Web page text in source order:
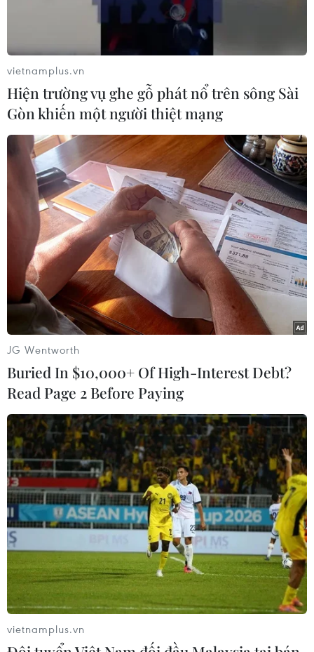
Người dân sắp xếp, vận chuyển hàng hóa dưới nắng nóng gay
gắt ở khu vực chợ Đông Ba, phường Phú Xuân, thành phố Huế.
(Ảnh: Nguyên Lý/TTXVN)
Người dân đến công viên ở bờ Bắc sông Hương, phường Phú
Xuân, thành phố Huế, để hóng mát, tránh nắng nóng gay gắt.
(Ảnh: Nguyên Lý/TTXVN)
vietnamplus.vn
Hiện trường vụ ghe gỗ phát nổ trên sông Sài
Gòn khiến một người thiệt mạng
JG Wentworth
Buried In $10,000+ Of High-Interest Debt?
Read Page 2 Before Paying
vietnamplus.vn